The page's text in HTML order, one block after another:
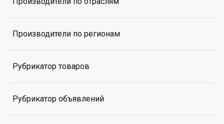
Производители по регионам
Рубрикатор товаров
Рубрикатор объявлений